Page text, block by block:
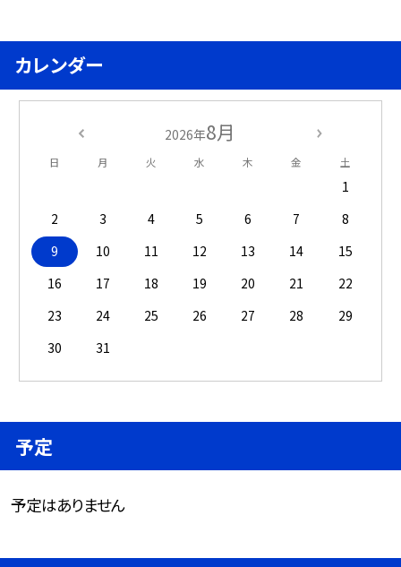
カレンダー
2026年8月
日 月 火 水 木 金 土
1
2
3 4 5 6 7
8
9
10 11 12 13 14
15
16
17 18 19 20 21
22
23
24 25 26 27 28
29
30
31
予定
予定はありません